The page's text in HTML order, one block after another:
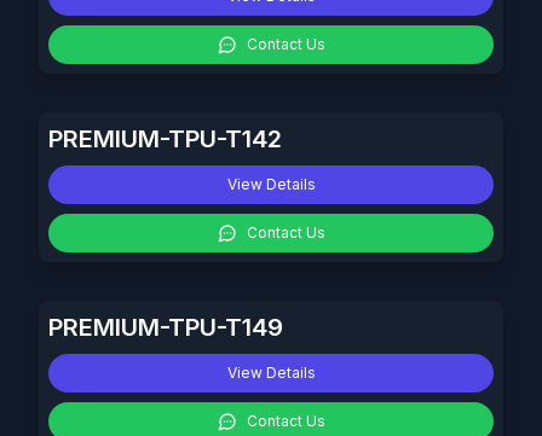
Contact Us
PREMIUM-TPU-T142
View Details
Contact Us
PREMIUM-TPU-T149
View Details
Contact Us